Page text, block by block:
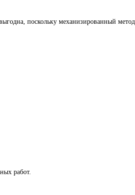
поскольку механизированный
работ.